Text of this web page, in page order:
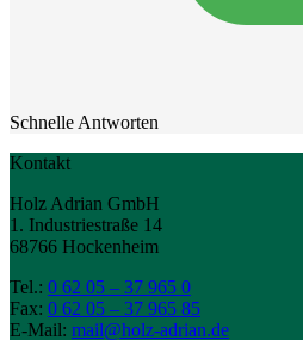
Schnelle Antworten
Kontakt
Holz Adrian GmbH
1. Industriestraße 14
68766 Hockenheim
Tel.: 0 62 05 – 37 965 0
Fax: 0 62 05 – 37 965 85
E-Mail: mail@holz-adrian.de